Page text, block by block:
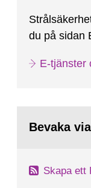
du på sidan
E-tjänster
Bevaka
Skapa ett